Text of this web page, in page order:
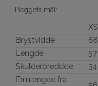
Plaggets mål:
XS
Brystvidde
88
Lengde
57
Skulderbreddde
34
Ermlengde fra